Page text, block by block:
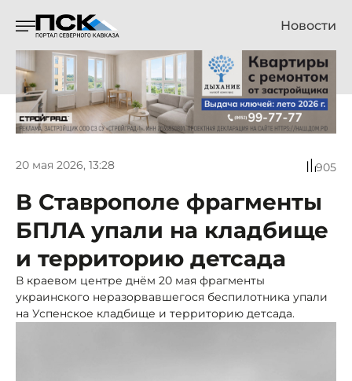
Новости
20 мая 2026, 13:28 905
В Ставрополе фрагменты
БПЛА упали на кладбище
и территорию детсада
В краевом центре днём 20 мая фрагменты
украинского неразорвавшегося беспилотника упали
на Успенское кладбище и территорию детсада.